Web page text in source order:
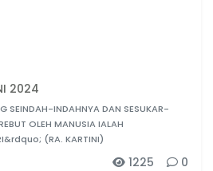
2024
SEINDAH-INDAHNYA DAN SESUKAR-
OLEH MANUSIA IALAH
(RA. KARTINI)
0
1225